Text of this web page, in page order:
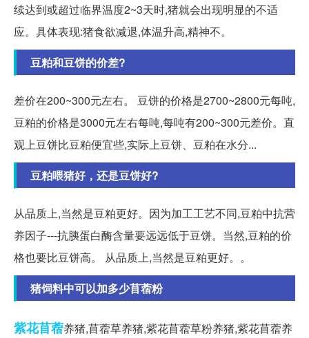
续达到或超过临界温度2~3天时,猪就会出现明显的不适
应。具体表现:猪食欲减退,体温升高,精神不。
豆粕和豆饼的价差?
差价在200~300元左右。 豆饼的价格是2700~2800元每吨,
豆粕的价格是3000元左右每吨,每吨有200~300元差价。直
观上豆饼比豆粕便宜些,实际上豆饼、豆粕在水分...
豆粕喂猪好，还是豆饼好?
从品质上,当然是豆粕更好。因为加工工艺不同,豆粕中抗营
养因子---抗胰蛋白酶含量要远远低于豆饼。当然,豆粕的价
格也要比豆饼高。 从品质上,当然是豆粕更好。。
猪饲料中可以加多少苜蓿粉
紫花苜蓿养猪,苜蓿草养猪,紫花苜蓿草粉养猪,紫花苜蓿养